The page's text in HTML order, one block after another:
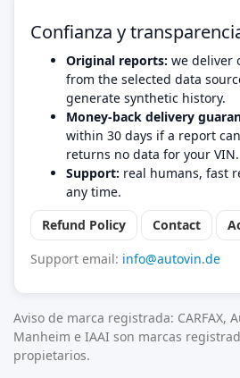
Confianza y
Original reports: we deliver
from the selected data
generate synthetic history.
Money-back delivery
within 30 days if a report
returns no data for your
Support: real humans, fast
any time.
Refund Policy
Contact
Support email: info@autovin.de
Aviso de marca registrada: CARFAX,
Manheim e IAAI son marcas
propietarios.